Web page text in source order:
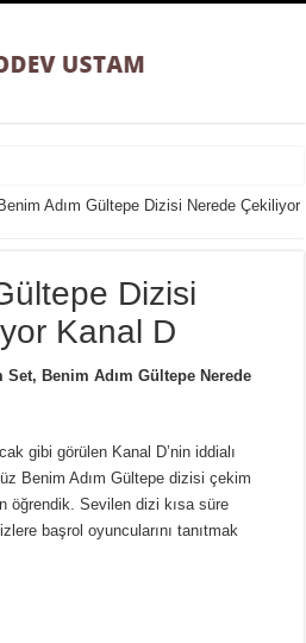
Büyüleyici Şöleni
Avcılar
Ne Kadar Doğrudur?
Heyecan Verici Doğum Süreci
Benim Adım Gültepe Dizisi Nerede Çekiliyor
Dizisi
Kanal D
Set, Benim Adım Gültepe Nerede
gibi görülen Kanal D’nin iddialı
Benim Adım Gültepe dizisi çekim
öğrendik. Sevilen dizi kısa süre
başrol oyuncularını tanıtmak